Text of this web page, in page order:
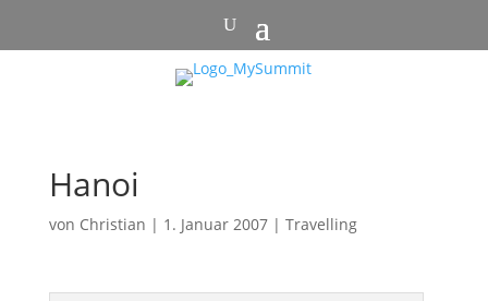
Hanoi
von Christian | 1. Januar 2007| Travelling